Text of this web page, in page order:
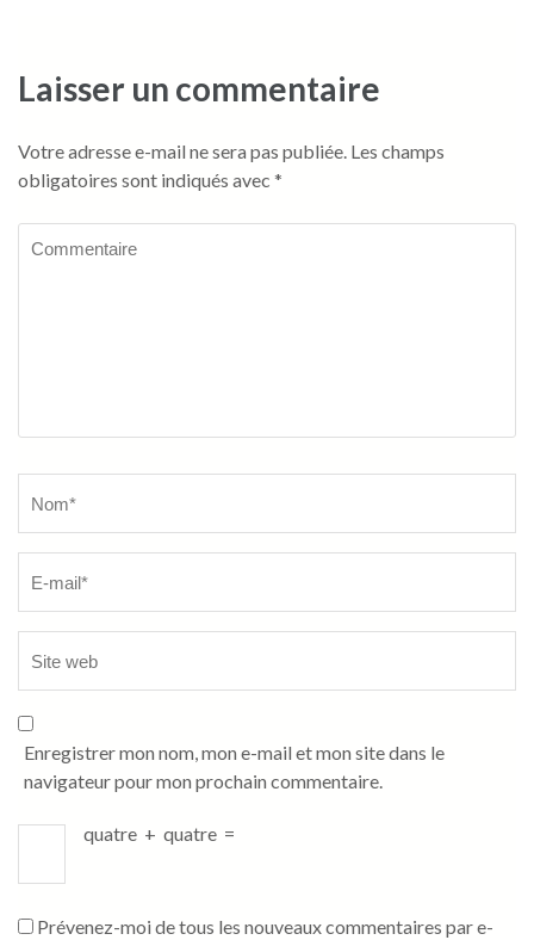
Laisser un commentaire
Votre adresse e-mail ne sera pas publiée. Les champs
obligatoires sont indiqués avec *
Enregistrer mon nom, mon e-mail et mon site dans le
navigateur pour mon prochain commentaire.
quatre + quatre =
Prévenez-moi de tous les nouveaux commentaires par e-